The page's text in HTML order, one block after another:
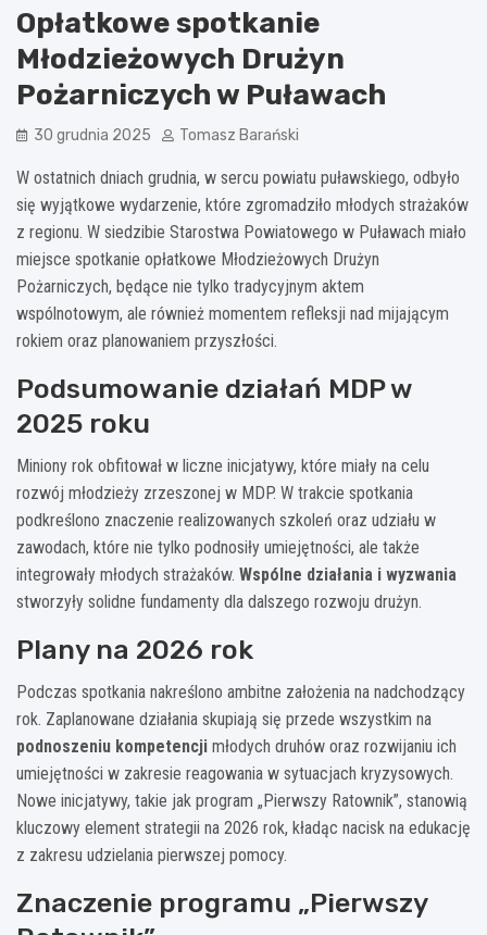
Opłatkowe spotkanie
Młodzieżowych Drużyn
Pożarniczych w Puławach
30 grudnia 2025 Tomasz Barański
W ostatnich dniach grudnia, w sercu powiatu puławskiego, odbyło
się wyjątkowe wydarzenie, które zgromadziło młodych strażaków
z regionu. W siedzibie Starostwa Powiatowego w Puławach miało
miejsce spotkanie opłatkowe Młodzieżowych Drużyn
Pożarniczych, będące nie tylko tradycyjnym aktem
wspólnotowym, ale również momentem refleksji nad mijającym
rokiem oraz planowaniem przyszłości.
Podsumowanie działań MDP w
2025 roku
Miniony rok obfitował w liczne inicjatywy, które miały na celu
rozwój młodzieży zrzeszonej w MDP. W trakcie spotkania
podkreślono znaczenie realizowanych szkoleń oraz udziału w
zawodach, które nie tylko podnosiły umiejętności, ale także
integrowały młodych strażaków. Wspólne działania i wyzwania
stworzyły solidne fundamenty dla dalszego rozwoju drużyn.
Plany na 2026 rok
Podczas spotkania nakreślono ambitne założenia na nadchodzący
rok. Zaplanowane działania skupiają się przede wszystkim na
podnoszeniu kompetencji młodych druhów oraz rozwijaniu ich
umiejętności w zakresie reagowania w sytuacjach kryzysowych.
Nowe inicjatywy, takie jak program „Pierwszy Ratownik”, stanowią
kluczowy element strategii na 2026 rok, kładąc nacisk na edukację
z zakresu udzielania pierwszej pomocy.
Znaczenie programu „Pierwszy